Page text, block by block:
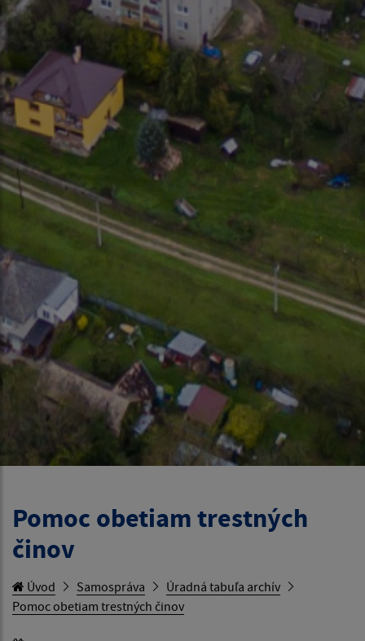
Pomoc obetiam trestných
činov
Úvod Samospráva
Úradná tabuľa archív
Pomoc obetiam trestných činov